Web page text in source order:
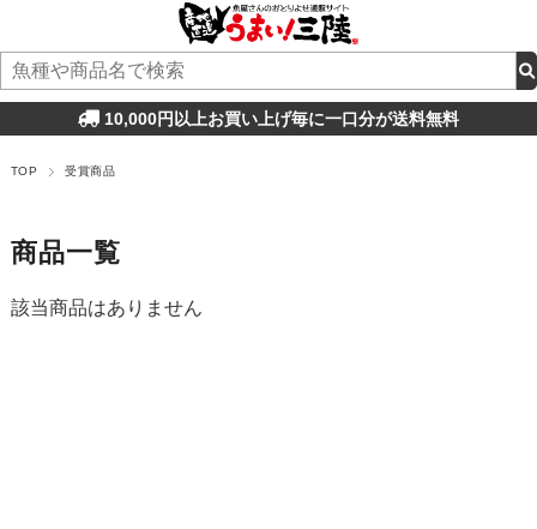
10,000円以上お買い上げ毎に一口分が送料無料
TOP 受賞商品
商品一覧
該当商品はありません